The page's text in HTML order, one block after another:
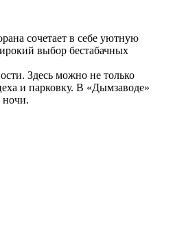
сочетает в себе уютную
выбор бестабачных
Здесь можно не только
и парковку. В «Дымзаводе»
ночи.